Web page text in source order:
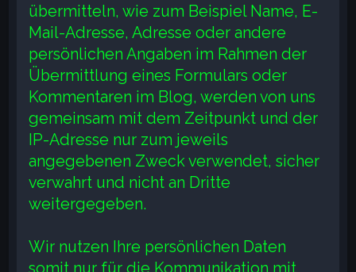
übermitteln, wie zum Beispiel Name, E-
Mail-Adresse, Adresse oder andere
persönlichen Angaben im Rahmen der
Übermittlung eines Formulars oder
Kommentaren im Blog, werden von uns
gemeinsam mit dem Zeitpunkt und der
IP-Adresse nur zum jeweils
angegebenen Zweck verwendet, sicher
verwahrt und nicht an Dritte
weitergegeben.
Wir nutzen Ihre persönlichen Daten
somit nur für die Kommunikation mit